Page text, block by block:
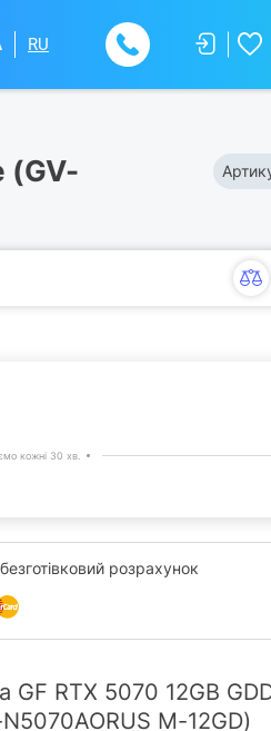
RU
(GV-
кожні 30 хв.
розрахунок
GF RTX 5070 12GB
M-12GD)